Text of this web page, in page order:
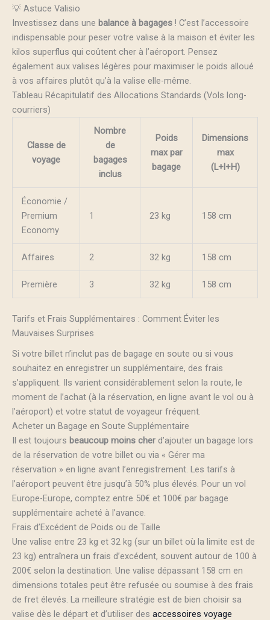
💡 Astuce Valisio
Investissez dans une balance à bagages ! C’est l’accessoire
indispensable pour peser votre valise à la maison et éviter les
kilos superflus qui coûtent cher à l’aéroport. Pensez
également aux valises légères pour maximiser le poids alloué
à vos affaires plutôt qu’à la valise elle-même.
Tableau Récapitulatif des Allocations Standards (Vols long-
courriers)
Classe de
voyage
Nombre
de
bagages
inclus
Poids
max par
bagage
Dimensions
max
(L+l+H)
Économie /
Premium
Economy
1 23 kg 158 cm
Affaires 2 32 kg 158 cm
Première 3 32 kg 158 cm
Tarifs et Frais Supplémentaires : Comment Éviter les
Mauvaises Surprises
Si votre billet n’inclut pas de bagage en soute ou si vous
souhaitez en enregistrer un supplémentaire, des frais
s’appliquent. Ils varient considérablement selon la route, le
moment de l’achat (à la réservation, en ligne avant le vol ou à
l’aéroport) et votre statut de voyageur fréquent.
Acheter un Bagage en Soute Supplémentaire
Il est toujours beaucoup moins cher d’ajouter un bagage lors
de la réservation de votre billet ou via « Gérer ma
réservation » en ligne avant l’enregistrement. Les tarifs à
l’aéroport peuvent être jusqu’à 50% plus élevés. Pour un vol
Europe-Europe, comptez entre 50€ et 100€ par bagage
supplémentaire acheté à l’avance.
Frais d’Excédent de Poids ou de Taille
Une valise entre 23 kg et 32 kg (sur un billet où la limite est de
23 kg) entraînera un frais d’excédent, souvent autour de 100 à
200€ selon la destination. Une valise dépassant 158 cm en
dimensions totales peut être refusée ou soumise à des frais
de fret élevés. La meilleure stratégie est de bien choisir sa
valise dès le départ et d’utiliser des accessoires voyage